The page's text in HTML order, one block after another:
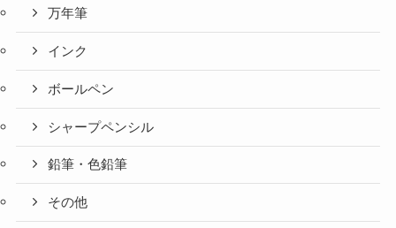
万年筆
インク
ボールペン
シャープペンシル
鉛筆・色鉛筆
その他